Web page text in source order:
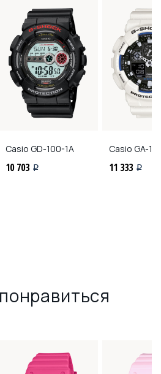
Casio GD-100-1A
10 703 i
Casio GA-
11 333 i